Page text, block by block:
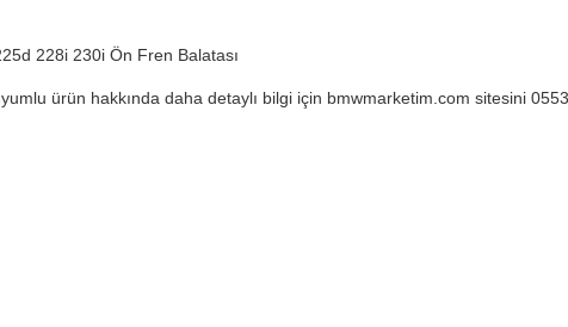
228i 230i Ön Fren Balatası
ürün hakkında daha detaylı bilgi için bmwmarketim.com sitesini